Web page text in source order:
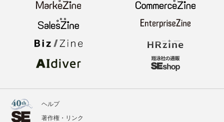
ヘルプ
著作権・リンク